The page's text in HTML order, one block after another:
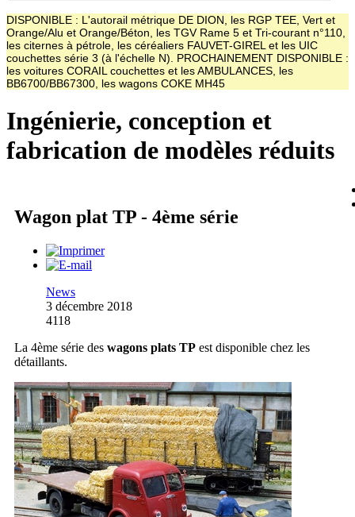
DISPONIBLE : L'autorail métrique DE DION, les RGP TEE, Vert et
Orange/Alu et Orange/Béton, les TGV Rame 5 et Tri-courant n°110,
les citernes à pétrole, les céréaliers FAUVET-GIREL et les UIC
couchettes série 3 (à l'échelle N). PROCHAINEMENT DISPONIBLE :
les voitures CORAIL couchettes et les AMBULANCES, les
BB6700/BB67300, les wagons COKE MH45
Ingénierie, conception et
fabrication de modèles réduits
Wagon plat TP - 4ème série
News
3 décembre 2018
4118
La 4ème série des wagons plats TP est disponible chez les
détaillants.